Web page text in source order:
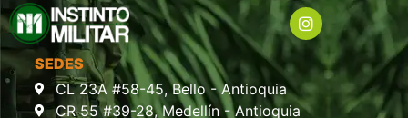
SEDES
CL 23A #58-45, Bello - Antioquia
CR 55 #39-28, Medellín - Antioquia